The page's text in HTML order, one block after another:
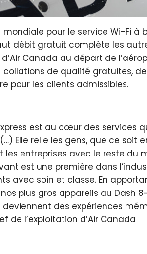
mondiale pour le service Wi-Fi
débit gratuit complète les
Canada au départ de
de qualité gratuites,
pour les clients admissibles.
est au cœur des services
Elle relie les gens, que ce soit
les entreprises avec le reste du
est une première dans
avec soin et classe. En
plus gros appareils au Dash
deviennent des expériences
de l’exploitation d’Air Canada